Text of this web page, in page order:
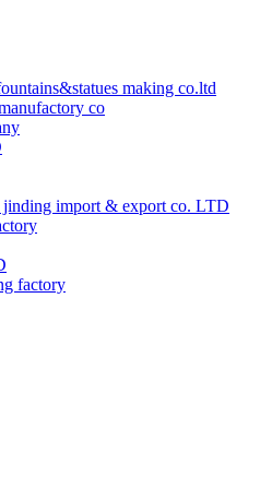
making co.ltd
co
jinding import & export co. LTD
factory